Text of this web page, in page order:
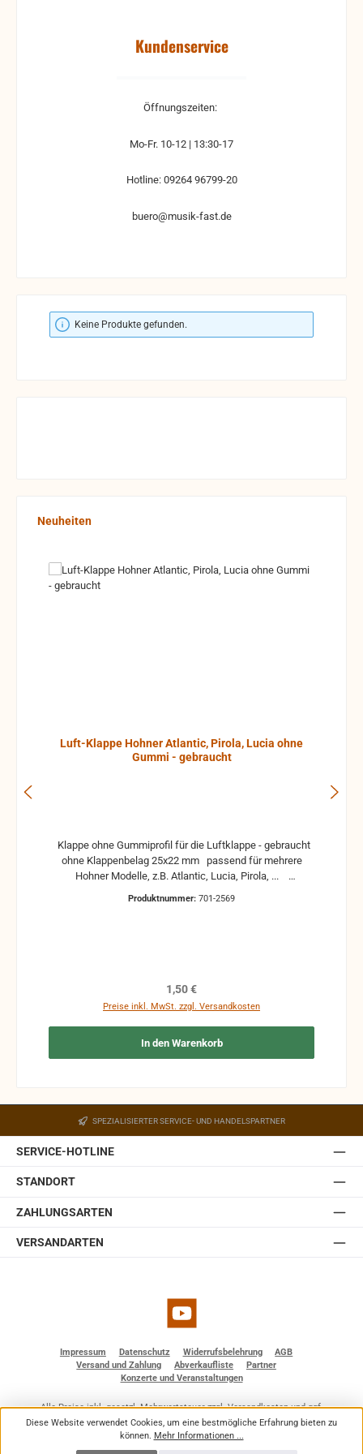
Kundenservice
Öffnungszeiten:
Mo-Fr. 10-12 | 13:30-17
Hotline: 09264 96799-20
buero@musik-fast.de
Keine Produkte gefunden.
Produktgalerie überspringen
Neuheiten
Luft-Klappe Hohner Atlantic, Pirola, Lucia ohne
Gummi - gebraucht
ohne Klappenbelag 25x22 mm passend für mehrere
Hohner Modelle, z.B. Atlantic, Lucia, Pirola, ...
gebrauchte Teile können optische Beschädigungen
Funktion nicht mehr gewährleistet werden und die
Produktnummer: 701-2569
Regulärer Preis:
1,50 €
Preise inkl. MwSt. zzgl. Versandkosten
In den Warenkorb
SPEZIALISIERTER SERVICE- UND HANDELSPARTNER
SERVICE-HOTLINE
STANDORT
ZAHLUNGSARTEN
VERSANDARTEN
YouTube
Impressum Datenschutz Widerrufsbelehrung
AGB
Versand und Zahlung
Abverkaufliste
Partner
Konzerte und Veranstaltungen
Alle Preise inkl. gesetzl. Mehrwertsteuer zzgl.Versandkostenund ggf.
Nachnahmegebühren, wenn nicht anders angegeben.
© 2026 BF - Dienstleistungen - Alle Rechte vorbehalten. Theme by
Diese Website verwendet Cookies, um eine bestmögliche Erfahrung bieten zu
können. Mehr Informationen ...